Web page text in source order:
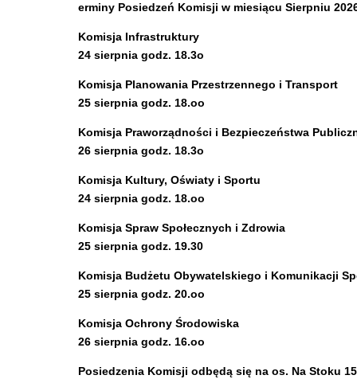
erminy Posiedzeń Komisji w miesiącu Sierpniu
Komisja Infrastruktury
24 sierpnia godz. 18.3o
Komisja Planowania Przestrzennego i Transport
25 sierpnia godz. 18.oo
Komisja Praworządności i Bezpieczeństwa
26 sierpnia godz. 18.3o
Komisja Kultury, Oświaty i Sportu
24 sierpnia godz. 18.oo
Komisja Spraw Społecznych i Zdrowia
25 sierpnia godz. 19.30
Komisja Budżetu Obywatelskiego i Komunikacji
25 sierpnia godz. 20.oo
Komisja Ochrony Środowiska
26 sierpnia godz. 16.oo
Posiedzenia Komisji odbędą się na os. Na Stoku